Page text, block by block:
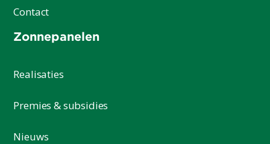
Contact
Zonnepanelen
Realisaties
Premies & subsidies
Nieuws